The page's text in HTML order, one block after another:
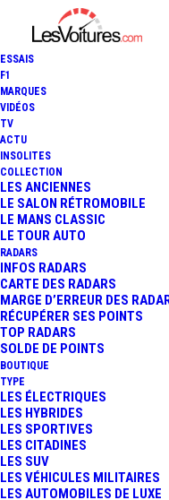
ESSAIS
F1
MARQUES
VIDÉOS
TV
ACTU
INSOLITES
COLLECTION
LES ANCIENNES
LE SALON RÉTROMOBILE
LE MANS CLASSIC
LE TOUR AUTO
RADARS
INFOS RADARS
CARTE DES RADARS
MARGE D’ERREUR DES
RÉCUPÉRER SES POINTS
TOP RADARS
SOLDE DE POINTS
BOUTIQUE
TYPE
LES ÉLECTRIQUES
LES HYBRIDES
LES SPORTIVES
LES CITADINES
LES SUV
LES VÉHICULES MILITAIRES
LES AUTOMOBILES DE LUXE
19 janvier 2015
FIA WEC :
R LM
ET